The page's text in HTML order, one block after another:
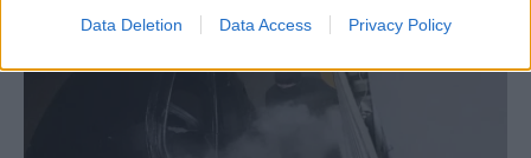
Data Deletion Data Access Privacy Policy